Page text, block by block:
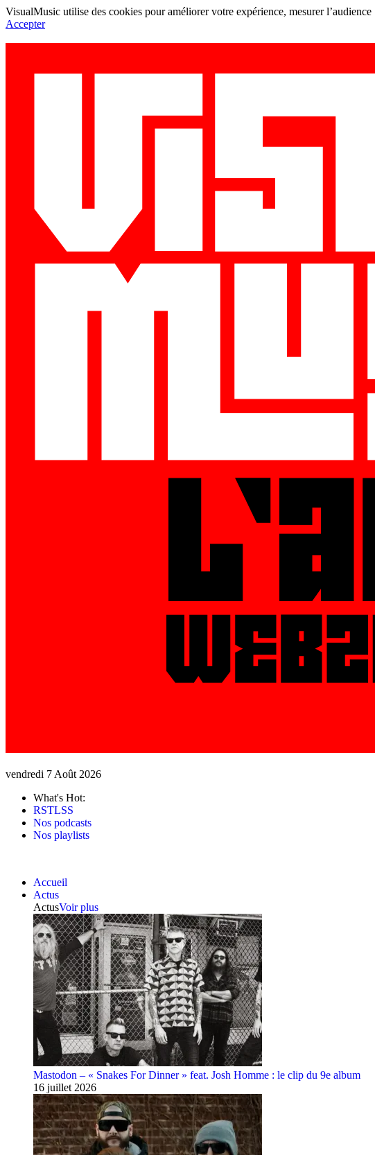
VisualMusic utilise des cookies pour améliorer votre expérience, mesurer
Accepter
vendredi 7 Août 2026
What's Hot:
RSTLSS
Nos podcasts
Nos playlists
Accueil
Actus
ActusVoir plus
Mastodon – « Snakes For Dinner » feat. Josh Homme : le clip du 9e album
16 juillet 2026